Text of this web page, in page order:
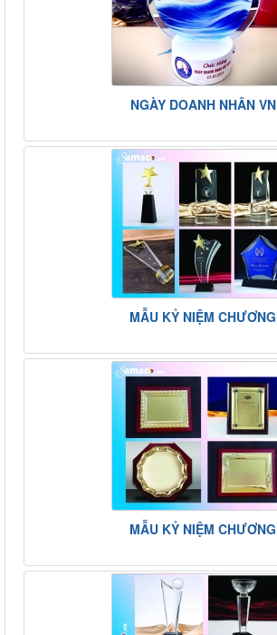
NGÀY DOANH NHÂN VN
MẪU KỶ NIỆM CHƯƠNG
MẪU KỶ NIỆM CHƯƠNG